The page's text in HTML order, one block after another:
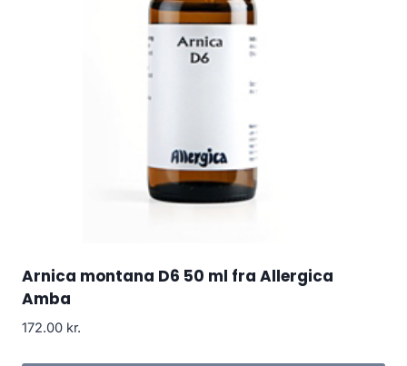
Arnica montana D6 50 ml fra Allergica
Amba
172.00 kr.